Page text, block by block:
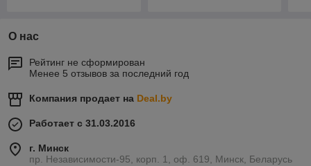
О нас
Рейтинг не сформирован
Менее 5 отзывов за последний год
Компания продает на Deal.by
Работает с 31.03.2016
г. Минск
пр. Независимости-95, корп. 1, оф. 619, Минск, Беларусь